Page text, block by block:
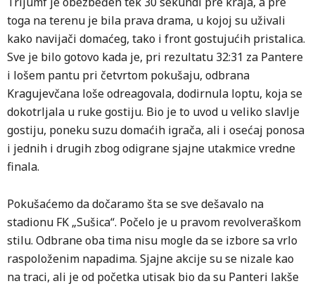
toga na terenu je bila prava drama, u kojoj su uživali
kako navijači domaćeg, tako i front gostujućih pristalica.
Sve je bilo gotovo kada je, pri rezultatu 32:31 za Pantere
i lošem pantu pri četvrtom pokušaju, odbrana
Kragujevčana loše odreagovala, dodirnula loptu, koja se
dokotrljala u ruke gostiju. Bio je to uvod u veliko slavlje
gostiju, poneku suzu domaćih igrača, ali i osećaj ponosa
i jednih i drugih zbog odigrane sjajne utakmice vredne
finala.
Pokušaćemo da dočaramo šta se sve dešavalo na
stadionu FK „Sušica“. Počelo je u pravom revolveraškom
stilu. Odbrane oba tima nisu mogle da se izbore sa vrlo
raspoloženim napadima. Sjajne akcije su se nizale kao
na traci, ali je od početka utisak bio da su Panteri lakše